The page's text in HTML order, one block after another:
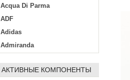
Acqua Di Parma
ADF
Adidas
Admiranda
Affinity Bay
АКТИВНЫЕ КОМПОНЕНТЫ